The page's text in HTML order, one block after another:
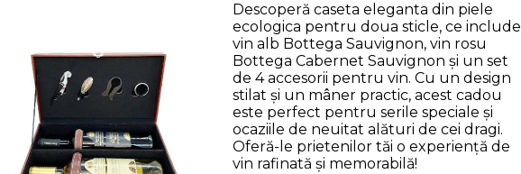
Descoperă caseta eleganta din piele
ecologica pentru doua sticle, ce include
vin alb Bottega Sauvignon, vin rosu
Bottega Cabernet Sauvignon și un set
de 4 accesorii pentru vin. Cu un design
stilat și un mâner practic, acest cadou
este perfect pentru serile speciale și
ocaziile de neuitat alături de cei dragi.
Oferă-le prietenilor tăi o experiență de
vin rafinată și memorabilă!